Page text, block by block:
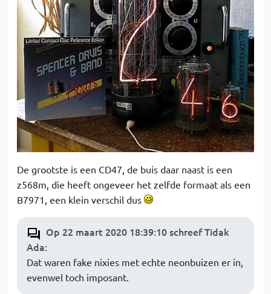
De grootste is een CD47, de buis daar naast is een
z568m, die heeft ongeveer het zelfde formaat als een
B7971, een klein verschil dus
Op 22 maart 2020 18:39:10 schreef Tidak
Ada:
Dat waren fake nixies met echte neonbuizen er in,
evenwel toch imposant.